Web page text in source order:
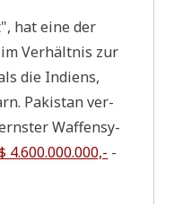
hat eine der
Ver­hält­nis zur
die Indi­ens,
Paki­stan ver­
Waf­fen­sy­
4.600.000.000,- -